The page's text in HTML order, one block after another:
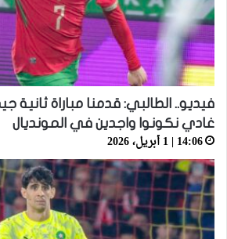
فيديو.. الطالبي: قدمنا مباراة ثانية
غادي نكونوا واجدين في المونديال
14:06 | 1 أبريل، 2026